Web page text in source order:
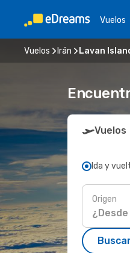
Vuelos
Vuelos Irán Lavan
Vuelos
Ida y
Origen